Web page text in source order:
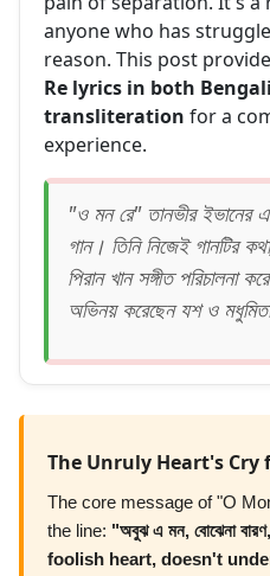
anyone who has
reason. This post
Re lyrics in both
transliteration for a
experience.
"ও মন রে" তানভীর ইভানের
গান। তিনি নিজেই গানটির
পিরান খান সঙ্গীত পরিচালনা
অভিনয় করেছেন যশ ও
The Unruly Heart's Cry
The core message of "O
the line: "অবুঝ এ মন, বোঝেনা
foolish heart, doesn't